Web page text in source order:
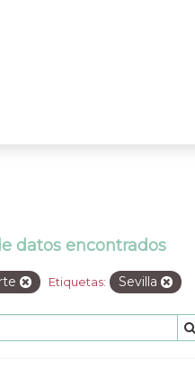
datos encontrados
Etiquetas: Sevilla